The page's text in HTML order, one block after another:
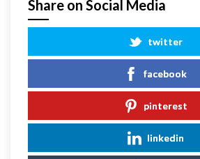
Share on Social Media
twitter
facebook
pinterest
linkedin